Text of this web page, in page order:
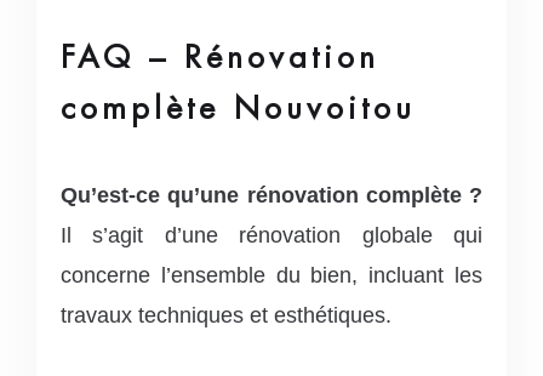
FAQ – Rénovation
complète Nouvoitou
Qu’est-ce qu’une rénovation complète ?
Il s’agit d’une rénovation globale qui
concerne l’ensemble du bien, incluant les
travaux techniques et esthétiques.